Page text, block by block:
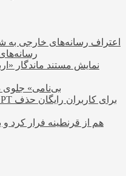
اعتراف رسانه‌های خارجی
نمایش مستند ماندگار
«بی‌نامی»